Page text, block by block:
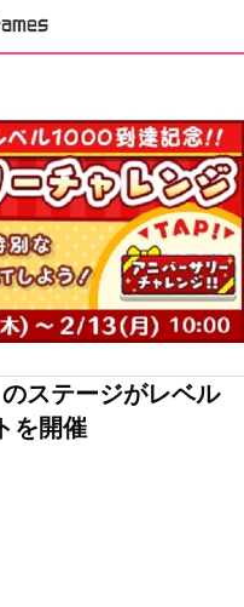
ステージがレベル
を開催